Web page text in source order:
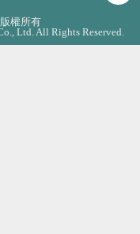
權所有
Ltd. All Rights Reserved.